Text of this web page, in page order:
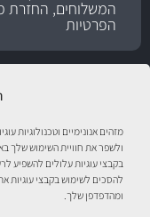
מזהים אנונימיים וטכנולוגיות
ולשפר את חוויית השימוש שלך
בקבצי עוגיות עלולים להשפיע
להסכים לשימוש בקבצי עוגיות
ומהדפדפן שלך.
המשלוחים, החזרת
הפרטיות